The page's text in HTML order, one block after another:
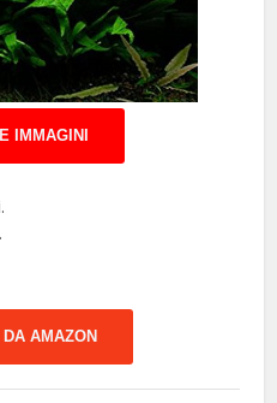
IMMAGINI
AMAZON